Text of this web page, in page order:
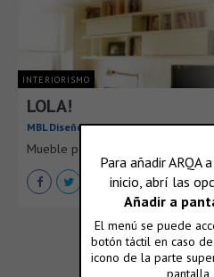
INTERIORISMO
LOLA!
MBL Diseño
Mueble para guardado de